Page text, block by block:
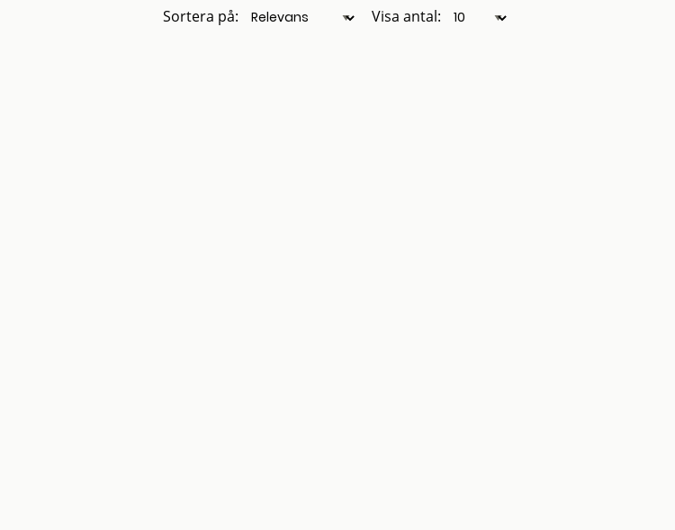
Sortera på: Visa antal: